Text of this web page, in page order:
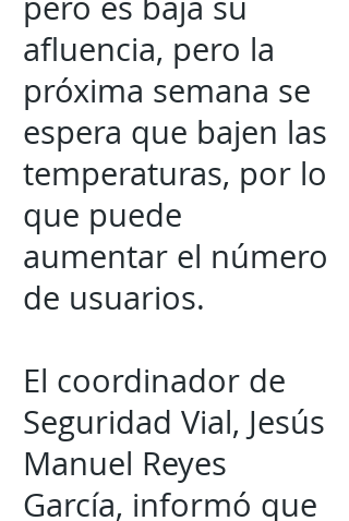
afluencia, pero la
próxima semana se
espera que bajen las
temperaturas, por lo
que puede
aumentar el número
de usuarios.
El coordinador de
Seguridad Vial, Jesús
Manuel Reyes
García, informó que